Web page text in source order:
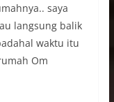
saya
langsung balik
waktu itu
Om